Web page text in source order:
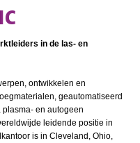
in de las- en
ontwikkelen en
geautomatiseerd
en autogeen
leidende positie in
is in Cleveland, Ohio,